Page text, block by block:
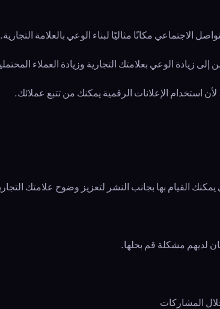
الاجتماعي مكانًا مثاليًا لبناء الوعي بالعلامة التجارية.
زيادة الوعي بعلامتك التجارية وزيادة العملاء
استخدام الإعلانات الرقمية يمكنك من تتبع عملائك.
يمكنك القيام بها بجانب النشر لتعزيز وضوح علامتك
لديهم مشكلة قم بحلها.
المشاركات